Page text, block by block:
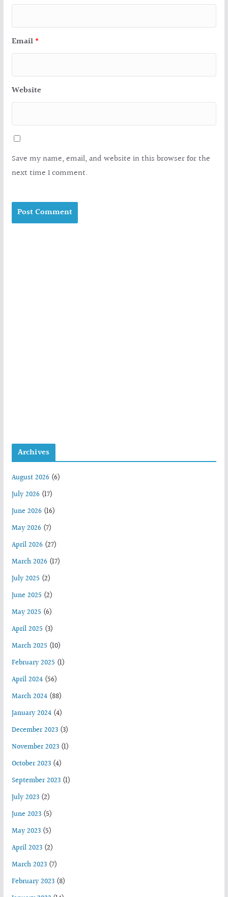
Email *
Website
Save my name, email, and website in this browser for the
next time I comment.
Archives
August 2026(6)
July 2026(17)
June 2026(16)
May 2026(7)
April 2026(27)
March 2026(17)
July 2025 (2)
June 2025 (2)
May 2025 (6)
April 2025 (3)
March 2025 (10)
February 2025 (1)
April 2024(56)
March 2024(88)
January 2024(4)
December 2023(3)
November 2023(1)
October 2023(4)
September 2023(1)
July 2023(2)
June 2023(5)
May 2023(5)
April 2023(2)
March 2023(7)
February 2023(8)